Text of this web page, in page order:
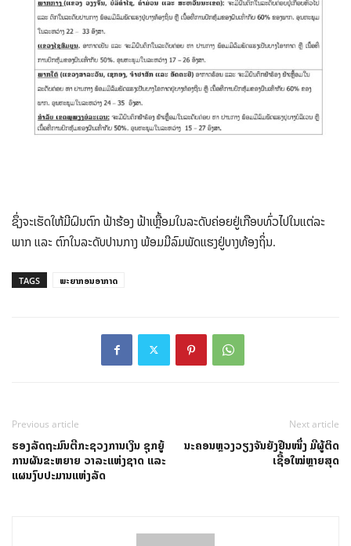
ຊຶ່ງຈະເຮັດໃຫ້ມີຝົນຕົກ ຟ້າຮ້ອງ ຟ້າເຫຼື້ອມໃນລະດັບຄ່ອຍຢູ່ເກືອບທົ່ວໄປໃນແຕ່ລະ
ພາກ ແລະ ຕົກໃນລະດັບປານກາງ ພ້ອມມີລົມພັດແຮງຢູ່ບາງທ້ອງຖິ່ນ.
TAGS ພະຍາກອນອາກາດ
Previous article
ຮອງລັດຖະມົນຕີກະຊວງການເງິນ ຊຸກຍູ້
ການຜັນຂະຫຍາຍ ວາລະແຫ່ງຊາດ ແລະ
ແຜນງົບປະມານແຫ່ງລັດ
Next article
ນະຄອນຫຼວງວຽງຈັນຍັງຢືນໜຶ່ງ ມີຜູ້ຕິດ
ເຊື້ອໃໝ່ຫຼາຍສຸດ